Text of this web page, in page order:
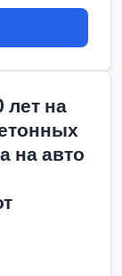
на
на авто